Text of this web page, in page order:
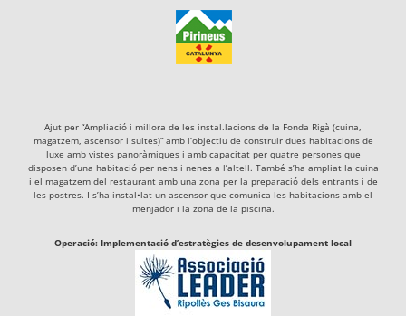
Ajut per “Ampliació i millora de les instal.lacions de la Fonda Rigà (cuina,
magatzem, ascensor i suites)” amb l’objectiu de construir dues habitacions de
luxe amb vistes panoràmiques i amb capacitat per quatre persones que
disposen d’una habitació per nens i nenes a l’altell. També s’ha ampliat la cuina
i el magatzem del restaurant amb una zona per la preparació dels entrants i de
les postres. I s’ha instal•lat un ascensor que comunica les habitacions amb el
menjador i la zona de la piscina.
Operació: Implementació d’estratègies de desenvolupament local